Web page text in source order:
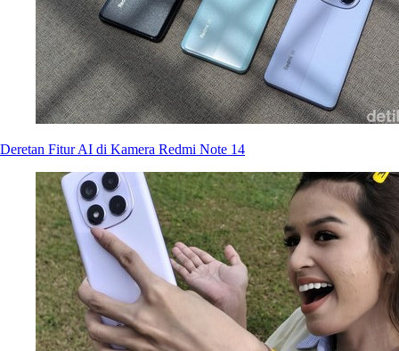
Deretan Fitur AI di Kamera Redmi Note 14